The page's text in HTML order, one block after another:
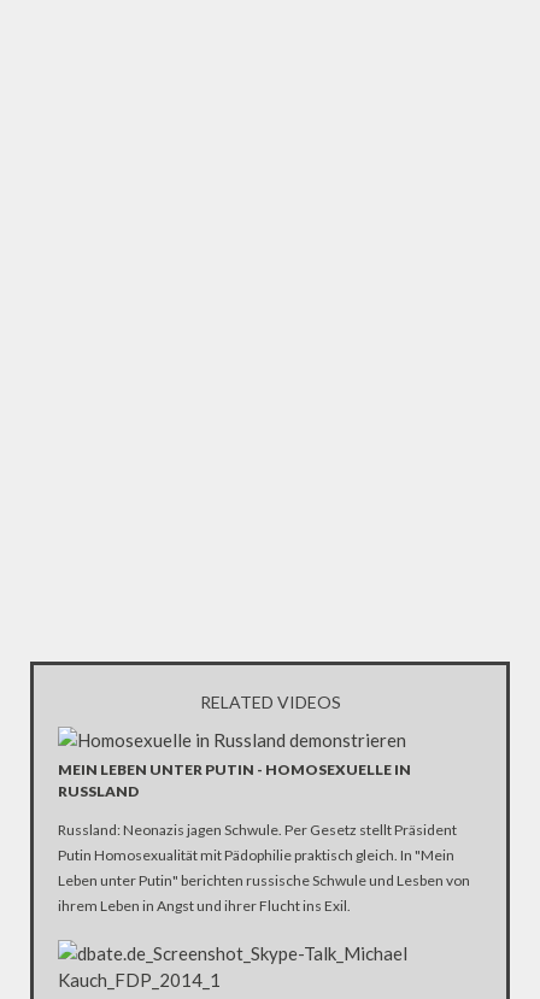
RELATED VIDEOS
MEIN LEBEN UNTER PUTIN - HOMOSEXUELLE IN
RUSSLAND
Russland: Neonazis jagen Schwule. Per Gesetz stellt Präsident
Putin Homosexualität mit Pädophilie praktisch gleich. In "Mein
Leben unter Putin" berichten russische Schwule und Lesben von
ihrem Leben in Angst und ihrer Flucht ins Exil.